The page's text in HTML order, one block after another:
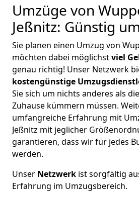
Umzüge von
Jeßnitz: Günstig
Sie planen einen Umzug von
möchten dabei möglichstviel
genau richtig! Unser Netzwerk
kostengünstige
Sie sich um nichts anderes als
Zuhause kümmern müssen.
umfangreiche Erfahrung mit
Jeßnitz mit jeglicher
garantieren, dass wir für jedes
werden.
Unser Netzwerk ist sorgfältig
Erfahrung im Umzugsbereich.